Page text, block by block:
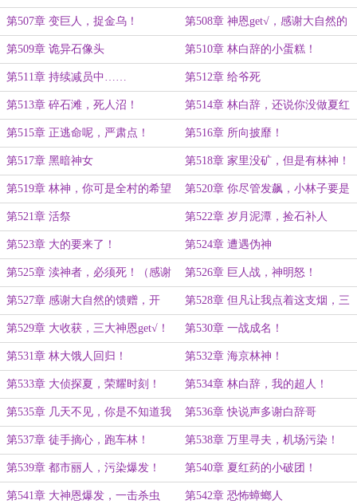
第507章 变巨人，捉金乌！ 第508章 神恩get√，感谢大自然的
馈赠！
第509章 诡异石像头 第510章 林白辞的小蛋糕！
第511章 持续减员中…… 第512章 给爷死
第513章 碎石滩，死人沼！ 第514章 林白辞，还说你没做夏红
棉的小狼狗？
第515章 正逃命呢，严肃点！ 第516章 所向披靡！
第517章 黑暗神女 第518章 家里没矿，但是有林神！
第519章 林神，你可是全村的希望
呀！
第520章 你尽管发飙，小林子要是
锤不死你算我输！
第521章 活祭 第522章 岁月泥潭，捡石补人
第523章 大的要来了！ 第524章 遭遇伪神
第525章 渎神者，必须死！（感谢
大佬好狙击慷慨打赏盟主）
第526章 巨人战，神明怒！
第527章 感谢大自然的馈赠，开
吃！
第528章 但凡让我点着这支烟，三
道神恩就能带走你！
第529章 大收获，三大神恩get√！ 第530章 一战成名！
第531章 林大饿人回归！ 第532章 海京林神！
第533章 大侦探夏，荣耀时刻！ 第534章 林白辞，我的超人！
第535章 几天不见，你是不知道我
的含金量了吗？
第536章 快说声多谢白辞哥
第537章 徒手摘心，跑车林！ 第538章 万里寻夫，机场污染！
第539章 都市丽人，污染爆发！ 第540章 夏红药的小破团！
第541章 大神恩爆发，一击杀虫 第542章 恐怖蟑螂人